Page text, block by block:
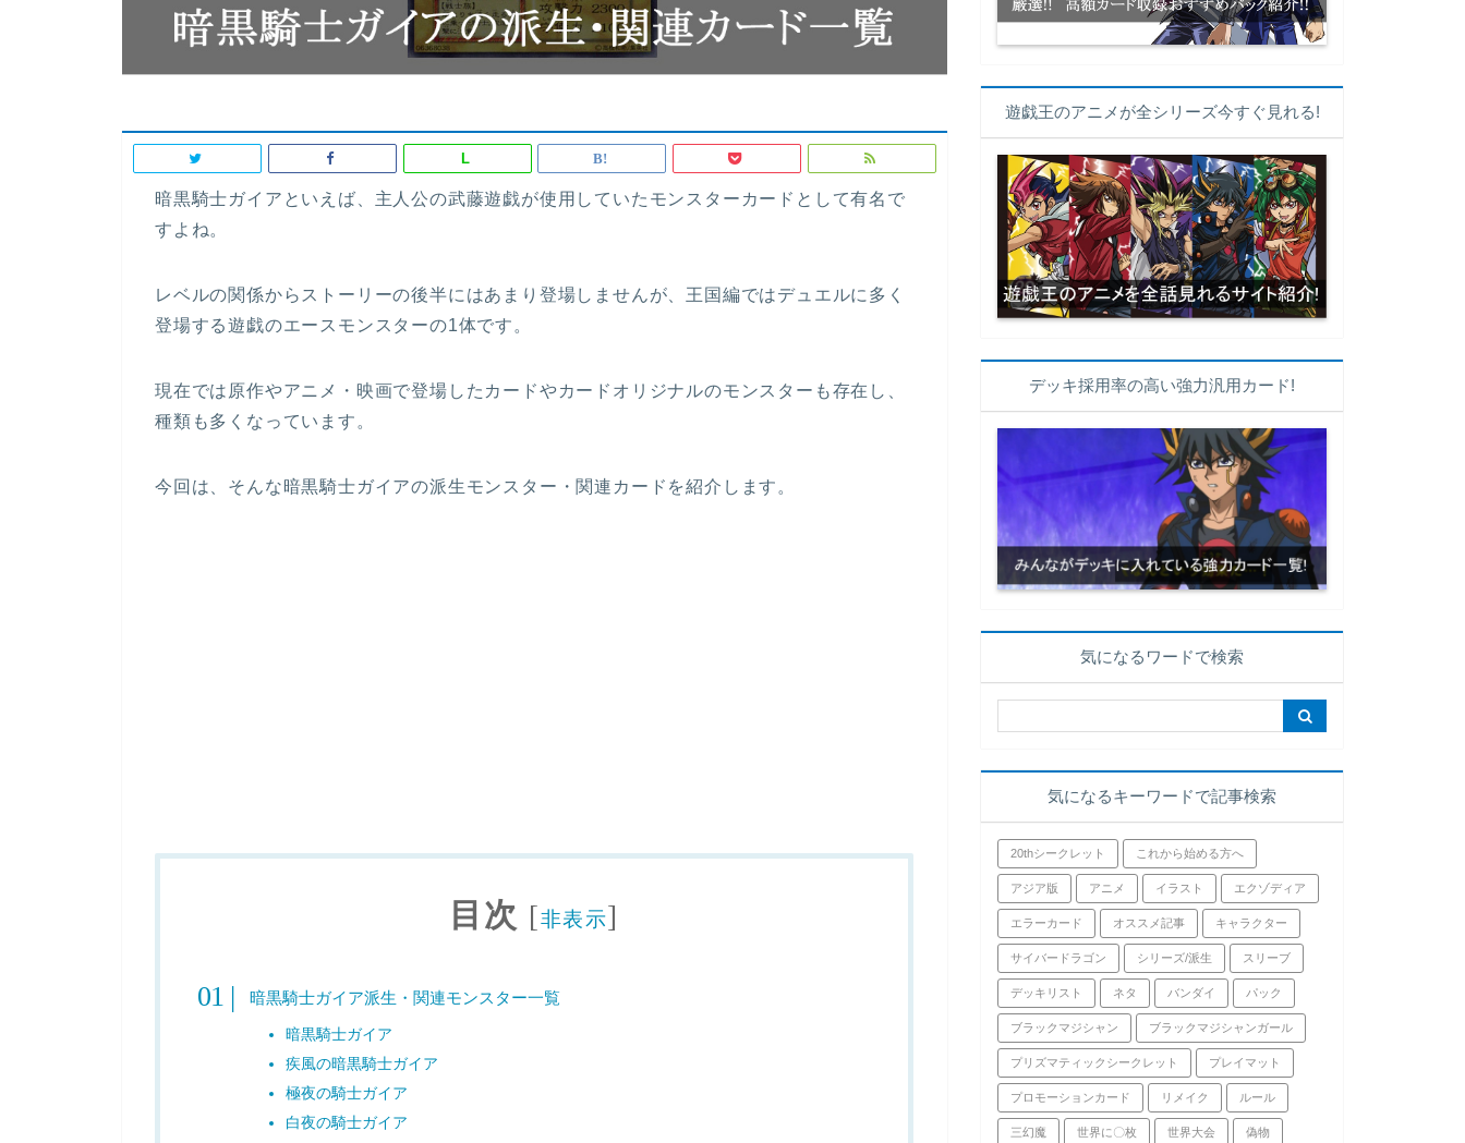
L
暗黒騎士ガイアといえば、主人公の武藤遊戯が使用していたモンスターカードとして有名で
すよね。
レベルの関係からストーリーの後半にはあまり登場しませんが、王国編ではデュエルに多く
登場する遊戯のエースモンスターの1体です。
現在では原作やアニメ・映画で登場したカードやカードオリジナルのモンスターも存在し、
種類も多くなっています。
今回は、そんな暗黒騎士ガイアの派生モンスター・関連カードを紹介 します。
目次 [非表示]
暗黒騎士ガイア派生・関連モンスター一覧
暗黒騎士ガイア
疾風の暗黒騎士ガイア
極夜の騎士ガイア
白夜の騎士ガイア
遊戯王のアニメが全シリーズ今すぐ見れる!
デッキ採用率の高い強力汎用カード!
気になるワードで検索
気になるキーワードで記事検索
20thシークレット これから始める方へ
アジア版 アニメ イラスト エクゾディア
エラーカード オススメ記事 キャラクター
サイバードラゴン シリーズ/派生 スリーブ
デッキリスト ネタ バンダイ パック
ブラックマジシャン ブラックマジシャンガール
プリズマティックシークレット プレイマット
プロモーションカード リメイク ルール
三幻魔 世界に〇枚 世界大会 偽物